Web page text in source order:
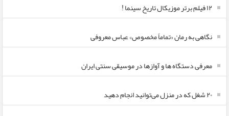
۱۲ فیلم برتر موزیکال تاریخ سینما !
نگاهی به رمان «تماماً مخصوص» عباس معروفی
معرفی دستگاه ها و آوازها در موسیقی سنتی ایران
۲۰ شغل که در منزل می‌توانید انجام دهید